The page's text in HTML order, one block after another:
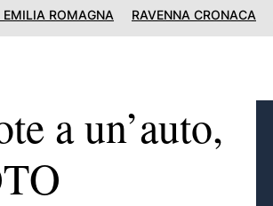
ROMAGNA RAVENNA CRONACA
a un’auto,